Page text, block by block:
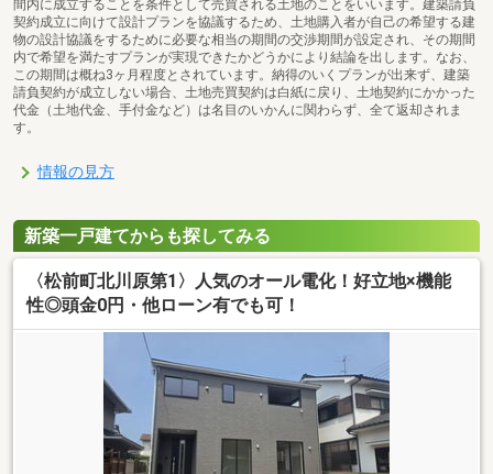
間内に成立することを条件として売買される土地のことをいいます。建築請負
契約成立に向けて設計プランを協議するため、土地購入者が自己の希望する建
物の設計協議をするために必要な相当の期間の交渉期間が設定され、その期間
内で希望を満たすプランが実現できたかどうかにより結論を出します。なお、
この期間は概ね3ヶ月程度とされています。納得のいくプランが出来ず、建築
請負契約が成立しない場合、土地売買契約は白紙に戻り、土地契約にかかった
代金（土地代金、手付金など）は名目のいかんに関わらず、全て返却されま
す。
情報の見方
新築一戸建てからも探してみる
〈松前町北川原第1〉人気のオール電化！好立地×機能
性◎頭金0円・他ローン有でも可！